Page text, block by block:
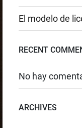
El modelo de
RECENT
No hay
ARCHIVES